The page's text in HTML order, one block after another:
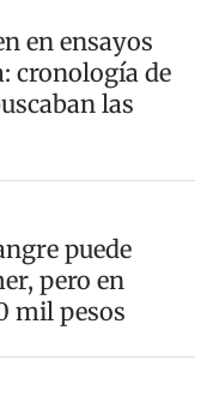
en ensayos
cronología de
las
puede
pero en
mil pesos